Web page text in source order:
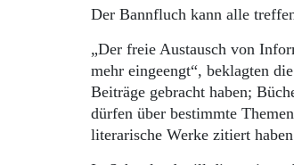
Der Bannfluch kann alle
„Der freie Austausch von
mehr eingeengt“, beklagten
Beiträge gebracht haben;
dürfen über bestimmte
literarische Werke zitiert